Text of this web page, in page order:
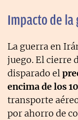
Impacto de la
La guerra en
juego. El cierre
disparado el
encima de los
transporte
por ahorro de